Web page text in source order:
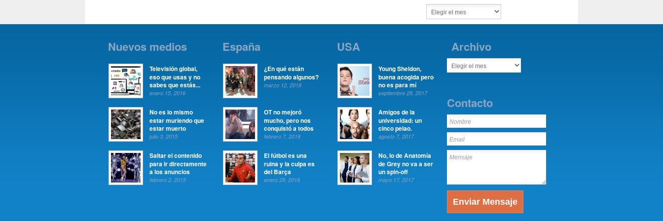
Nuevos medios
Televisión global,
eso que usas y no
sabes que estás...
enero 15, 2016
No es lo mismo
estar muriendo que
estar muerto
julio 3, 2015
Saltar el contenido
para ir directamente
a los anuncios
febrero 2, 2015
España
¿En qué están
pensando algunos?
marzo 12, 2018
OT no mejoró
mucho, pero nos
conquistó a todos
febrero 7, 2018
El fútbol es una
ruina y la culpa es
del Barça
enero 29, 2018
USA
Young Sheldon,
buena acogida pero
no es para mí
septiembre 28, 2017
Amigos de la
universidad: un
cinco pelao.
agosto 7, 2017
No, lo de Anatomía
de Grey no va a ser
un spin-off
mayo 17, 2017
Archivo
Contacto